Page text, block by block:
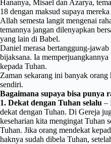
Hananya, Misael dan Azarya,
18 dengan maksud supaya
Allah semesta langit mengenai
temannya jangan dilenyapkan
yang lain di Babel.
Daniel merasa bertanggung-
bijaksana. Ia
kepada Tuhan.
Zaman sekarang ini banyak
sendiri.
Bagaimana supaya bisa punya
1. Dekat dengan Tuhan selalu –
dekat dengan Tuhan. Di Gereja
keseharian kita mengingat Tuhan
Tuhan. Jika orang mendekat
haknya sudah dibela Tuhan,